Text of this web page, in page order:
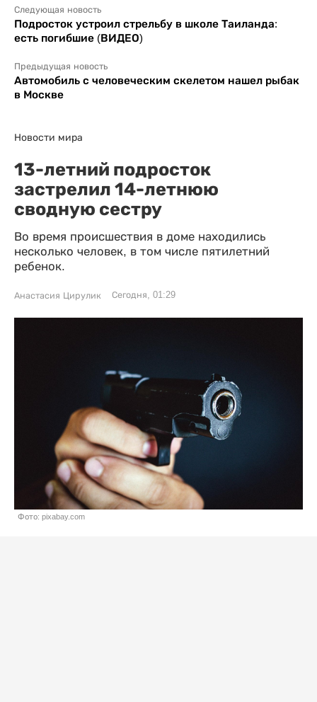
Следующая новость
Подросток устроил стрельбу в школе Таиланда:
есть погибшие (ВИДЕО)
Предыдущая новость
Автомобиль с человеческим скелетом нашел рыбак
в Москве
Новости мира
13-летний подросток
застрелил 14-летнюю
сводную сестру
Во время происшествия в доме находились
несколько человек, в том числе пятилетний
ребенок.
Анастасия Цирулик Сегодня, 01:29
Фото: pixabay.com